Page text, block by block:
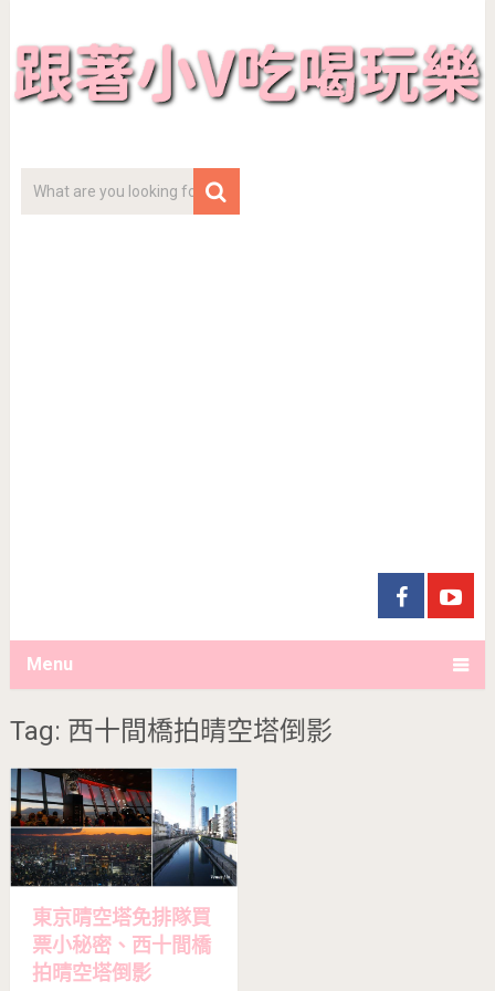
Menu
Tag: 西十間橋拍晴空塔倒影
東京晴空塔免排隊買
票小秘密、西十間橋
拍晴空塔倒影